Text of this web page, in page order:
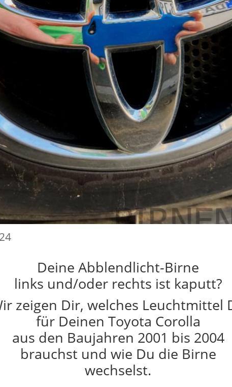
Deine Abblendlicht-Birne
links und/oder rechts ist kaputt?
zeigen Dir, welches Leuchtmittel
für Deinen Toyota Corolla
aus den Baujahren 2001 bis 2004
brauchst und wie Du die Birne
wechselst.